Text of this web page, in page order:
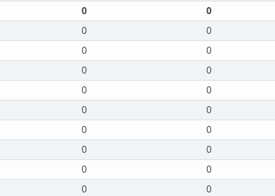
0 0
0 0
0 0
0 0
0 0
0 0
0 0
0 0
0 0
0 0